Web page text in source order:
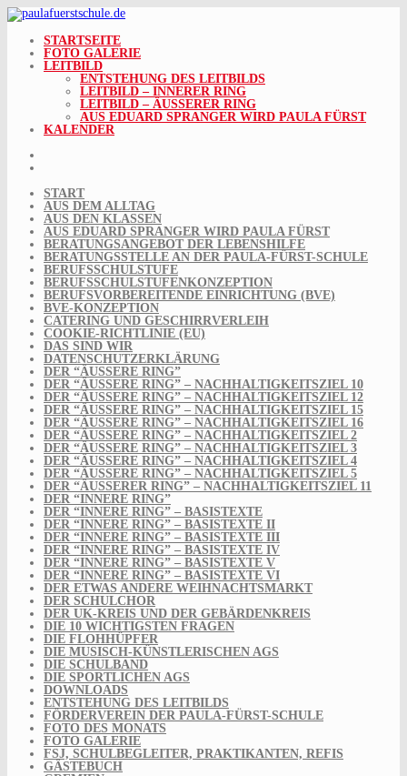
Skip
to
content STARTSEITE
FOTO GALERIE
LEITBILD
ENTSTEHUNG DES LEITBILDS
LEITBILD – INNERER RING
LEITBILD – ÄUSSERER RING
AUS EDUARD SPRANGER WIRD PAULA FÜRST
KALENDER
START
AUS DEM ALLTAG
AUS DEN KLASSEN
AUS EDUARD SPRANGER WIRD PAULA FÜRST
BERATUNGSANGEBOT DER LEBENSHILFE
BERATUNGSSTELLE AN DER PAULA-FÜRST-SCHULE
BERUFSSCHULSTUFE
BERUFSSCHULSTUFENKONZEPTION
BERUFSVORBEREITENDE EINRICHTUNG (BVE)
BVE-KONZEPTION
CATERING UND GESCHIRRVERLEIH
COOKIE-RICHTLINIE (EU)
DAS SIND WIR
DATENSCHUTZERKLÄRUNG
DER “ÄUSSERE RING”
DER “ÄUSSERE RING” – NACHHALTIGKEITSZIEL 10
DER “ÄUSSERE RING” – NACHHALTIGKEITSZIEL 12
DER “ÄUSSERE RING” – NACHHALTIGKEITSZIEL 15
DER “ÄUSSERE RING” – NACHHALTIGKEITSZIEL 16
DER “ÄUSSERE RING” – NACHHALTIGKEITSZIEL 2
DER “ÄUSSERE RING” – NACHHALTIGKEITSZIEL 3
DER “ÄUSSERE RING” – NACHHALTIGKEITSZIEL 4
DER “ÄUSSERE RING” – NACHHALTIGKEITSZIEL 5
DER “ÄUSSERER RING” – NACHHALTIGKEITSZIEL 11
DER “INNERE RING”
DER “INNERE RING” – BASISTEXTE
DER “INNERE RING” – BASISTEXTE II
DER “INNERE RING” – BASISTEXTE III
DER “INNERE RING” – BASISTEXTE IV
DER “INNERE RING” – BASISTEXTE V
DER “INNERE RING” – BASISTEXTE VI
DER ETWAS ANDERE WEIHNACHTSMARKT
DER SCHULCHOR
DER UK-KREIS UND DER GEBÄRDENKREIS
DIE 10 WICHTIGSTEN FRAGEN
DIE FLOHHÜPFER
DIE MUSISCH-KÜNSTLERISCHEN AGS
DIE SCHULBAND
DIE SPORTLICHEN AGS
DOWNLOADS
ENTSTEHUNG DES LEITBILDS
FÖRDERVEREIN DER PAULA-FÜRST-SCHULE
FOTO DES MONATS
FOTO GALERIE
FSJ, SCHULBEGLEITER, PRAKTIKANTEN, REFIS
GÄSTEBUCH